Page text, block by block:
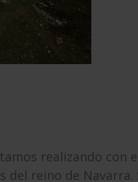
realizando
reino de